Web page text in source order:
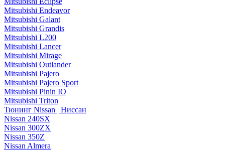
Mitsubishi Endeavor
Mitsubishi Galant
Mitsubishi Grandis
Mitsubishi L200
Mitsubishi Lancer
Mitsubishi Mirage
Mitsubishi Outlander
Mitsubishi Pajero
Mitsubishi Pajero Sport
Mitsubishi Pinin IO
Mitsubishi Triton
Тюнинг Nissan | Ниссан
Nissan 240SX
Nissan 300ZX
Nissan 350Z
Nissan Almera